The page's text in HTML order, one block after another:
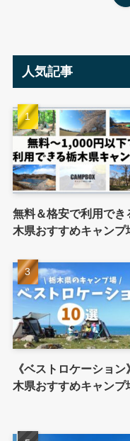
人気記事
無料＆格安で利用でき
木県おすすめキャンプ
《ベストロケーション
木県おすすめキャンプ